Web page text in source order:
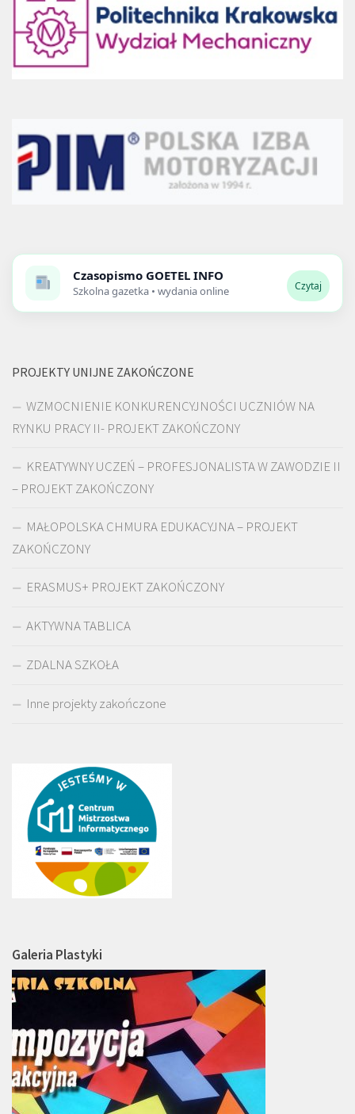
Czasopismo GOETEL INFO
Szkolna gazetka • wydania online Czytaj
PROJEKTY UNIJNE ZAKOŃCZONE
WZMOCNIENIE KONKURENCYJNOŚCI UCZNIÓW NA
RYNKU PRACY II- PROJEKT ZAKOŃCZONY
KREATYWNY UCZEŃ – PROFESJONALISTA W ZAWODZIE II
– PROJEKT ZAKOŃCZONY
MAŁOPOLSKA CHMURA EDUKACYJNA – PROJEKT
ZAKOŃCZONY
ERASMUS+ PROJEKT ZAKOŃCZONY
AKTYWNA TABLICA
ZDALNA SZKOŁA
Inne projekty zakończone
Galeria Plastyki